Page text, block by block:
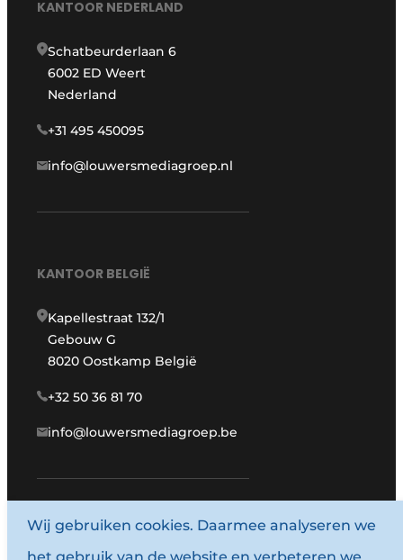
KANTOOR NEDERLAND
Schatbeurderlaan 6
6002 ED Weert
Nederland
+31 495 450095
info@louwersmediagroep.nl
KANTOOR BELGIË
Kapellestraat 132/1
Gebouw G
8020 Oostkamp België
+32 50 36 81 70
info@louwersmediagroep.be
www.louwersmediagroep.com
Wij gebruiken cookies. Daarmee analyseren we